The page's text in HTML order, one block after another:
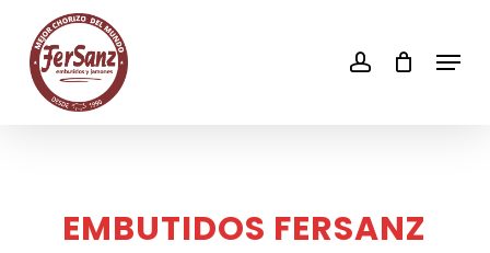
main
content
account
EMBUTIDOS FERSANZ